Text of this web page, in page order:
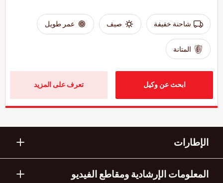
شاحنة خفيفة صيف عمر طويل
المتانة
ابحث عن وكيل تعرف على المزيد
الإطارات
المعلومات الإرشادية ومقاطع الفيديو